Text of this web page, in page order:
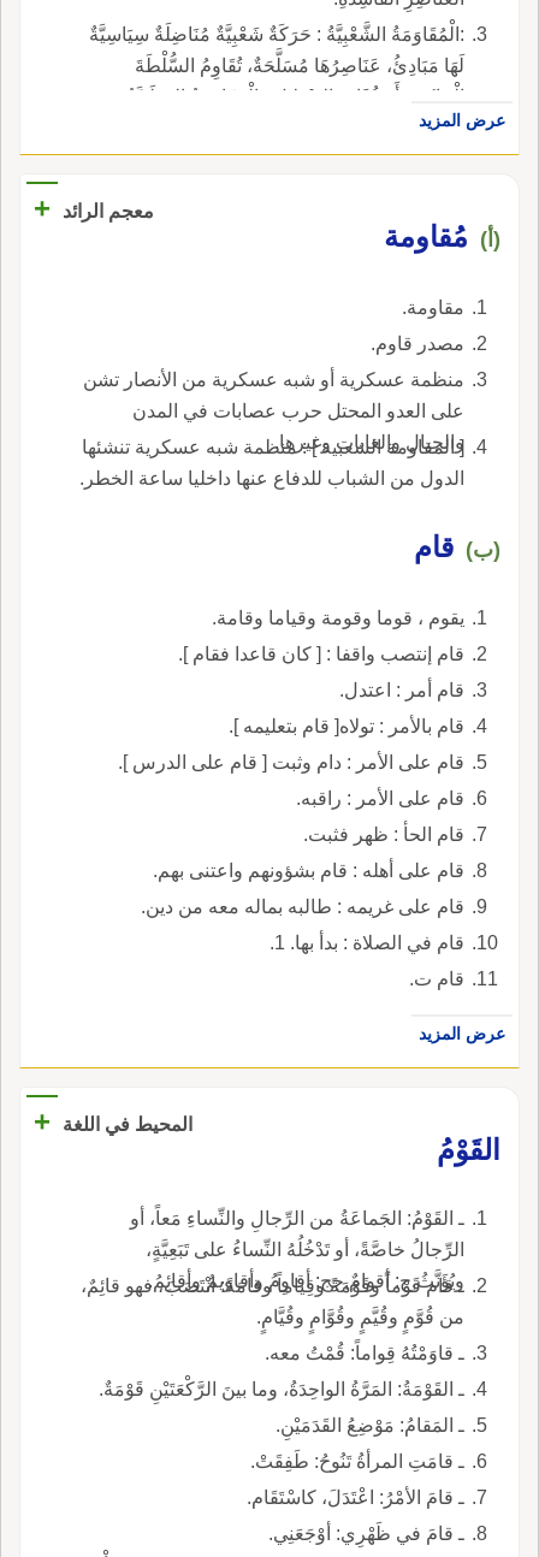
:الْمُقَاوَمَةُ الشَّعْبِيَّةُ : حَرَكَةٌ شَعْبِيَّةٌ مُنَاضِلَةٌ سِيَاسِيَّةٌ
لَهَا مَبَادِئُ، عَنَاصِرُهَا مُسَلَّحَةٌ، تُقَاوِمُ السُّلْطَةَ
الْحَاكِمَةَ أَوْ قُوَّاتِ الاحْتِلالِ. :الْمُقَاوَمَةُ الوَطَنِيَّةُ
:الْمُقَاوَمَةُ الفِلِسْطِينِيَّةُ.عرض المزيد
معجم الرائد +
(أ) مُقاومة
مقاومة.
مصدر قاوم.
منظمة عسكرية أو شبه عسكرية من الأنصار تشن
على العدو المحتل حرب عصابات في المدن
والجبال والغابات وغيرها.
[ المقاومة الشعبية ] : منظمة شبه عسكرية تنشئها
الدول من الشباب للدفاع عنها داخليا ساعة الخطر.
(ب) قام
يقوم ، قوما وقومة وقياما وقامة.
قام إنتصب واقفا : [ كان قاعدا فقام ].
قام أمر : اعتدل.
قام بالأمر : تولاه[ قام بتعليمه ].
قام على الأمر : دام وثبت [ قام على الدرس ].
قام على الأمر : راقبه.
قام الحأ : ظهر فثبت.
قام على أهله : قام بشؤونهم واعتنى بهم.
قام على غريمه : طالبه بماله معه من دين.
قام في الصلاة : بدأ بها. 1.
قام ت.
عرض المزيد
المحيط في اللغة
+
القَوْمُ
ـ القَوْمُ: الجَماعَةُ من الرِّجالِ والنِّساءِ مَعاً، أو
الرِّجالُ خاصَّةً، أو تَدْخُلُهُ النِّساءُ على تَبَعِيَّةٍ،
ويُؤَنَّثُ,ج: أقوامٌ,جج: أقاوِمُ وأقاويمُ وأقائِمُ.
ـ قام قَوْماً وقَوْمَةً وقِياماً وقامَةً: انْتَصَبَ، فهو قائِمٌ،
من قُوَّمٍ وقُيَّمٍ وقُوَّامٍ وقُيَّامٍ.
ـ قاوَمْتُهُ قِواماً: قُمْتُ معه.
ـ القَوْمَةُ: المَرَّةُ الواحِدَةُ، وما بينَ الرَّكْعَتَيْنِ قَوْمَةٌ.
ـ المَقامُ: مَوْضِعُ القَدَمَيْنِ.
ـ قامَتِ المرأةُ تَنُوحُ: طَفِقَتْ.
ـ قامَ الأمْرُ: اعْتَدَلَ، كاسْتَقَام.
ـ قامَ في ظَهْرِي: أوْجَعَنِي.